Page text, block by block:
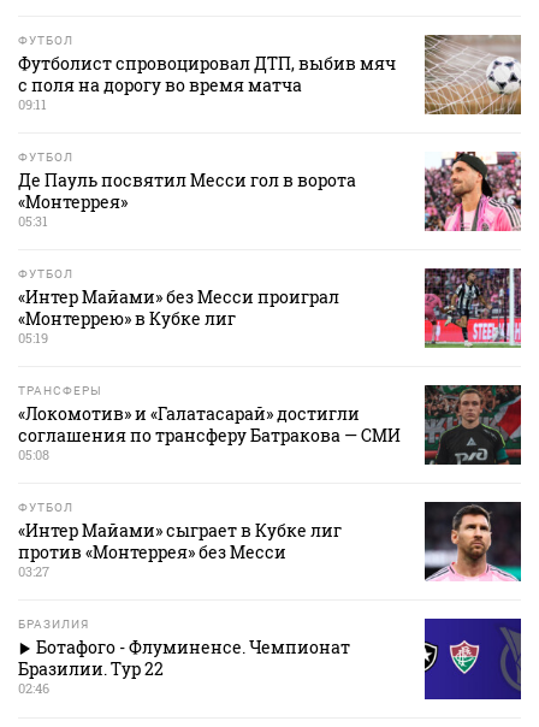
ФУТБОЛ
Футболист спровоцировал ДТП, выбив мяч
с поля на дорогу во время матча
09:11
ФУТБОЛ
Де Пауль посвятил Месси гол в ворота
«Монтеррея»
05:31
ФУТБОЛ
«Интер Майами» без Месси проиграл
«Монтеррею» в Кубке лиг
05:19
ТРАНСФЕРЫ
«Локомотив» и «Галатасарай» достигли
соглашения по трансферу Батракова — СМИ
05:08
ФУТБОЛ
«Интер Майами» сыграет в Кубке лиг
против «Монтеррея» без Месси
03:27
БРАЗИЛИЯ
Ботафого - Флуминенсе. Чемпионат
Бразилии. Тур 22
02:46